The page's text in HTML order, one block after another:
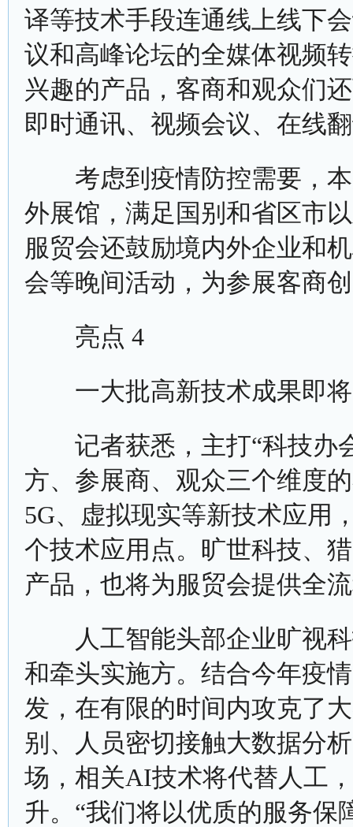
译等技术手段连通线上线下
议和高峰论坛的全媒体视频
兴趣的产品，客商和观众们
即时通讯、视频会议、在线
考虑到疫情防控需要，本
外展馆，满足国别和省区市
服贸会还鼓励境内外企业和
会等晚间活动，为参展客商
亮点 4
一大批高新技术成果即将
记者获悉，主打“科技办会
方、参展商、观众三个维度
5G、虚拟现实等新技术应用
个技术应用点。旷世科技、
产品，也将为服贸会提供全
人工智能头部企业旷视科
和牵头实施方。结合今年疫
发，在有限的时间内攻克了
别、人员密切接触大数据分
场，相关AI技术将代替人工
升。“我们将以优质的服务